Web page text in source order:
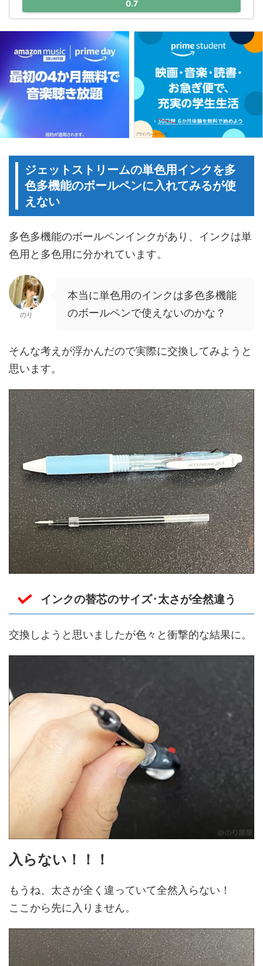
0.7
ジェットストリームの単色用インクを多
色多機能のボールペンに入れてみるが使
えない
多色多機能のボールペンインクがあり、インクは単
色用と多色用に分かれています。
のり
本当に単色用のインクは多色多機能
のボールペンで使えないのかな？
そんな考えが浮かんだので実際に交換してみようと
思います。
インクの替芯のサイズ･太さが全然違う
交換しようと思いましたが色々と衝撃的な結果に。
入らない！！！
もうね、太さが全く違っていて全然入らない！
ここから先に入りません。